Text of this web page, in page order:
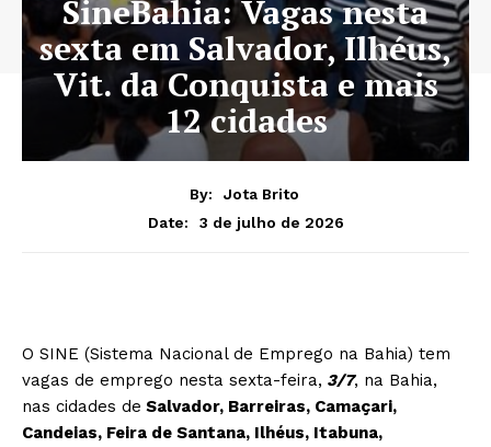
SineBahia: Vagas nesta
sexta em Salvador, Ilhéus,
Vit. da Conquista e mais
12 cidades
By:
Jota Brito
Date:
3 de julho de 2026
O SINE (Sistema Nacional de Emprego na Bahia) tem
vagas de emprego nesta sexta-feira, 3/7, na Bahia,
nas cidades de Salvador, Barreiras, Camaçari,
Candeias, Feira de Santana, Ilhéus, Itabuna,